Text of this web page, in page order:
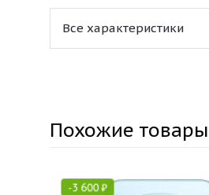
Все характеристики
Похожие товары
-3 600₽